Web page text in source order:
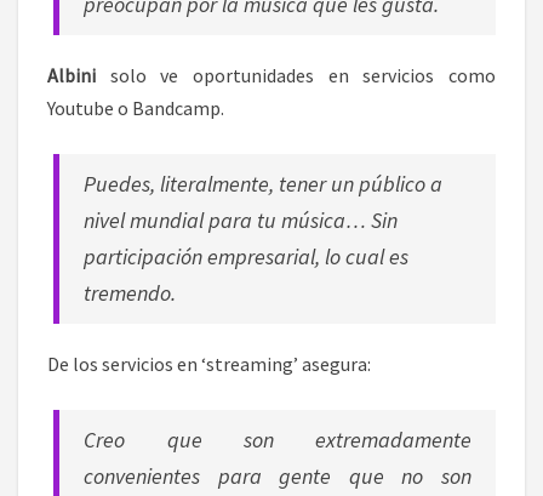
Albini solo ve oportunidades en servicios como
Youtube o Bandcamp.
Puedes, literalmente, tener un público a
nivel mundial para tu música… Sin
participación empresarial, lo cual es
tremendo.
De los servicios en ‘streaming’ asegura:
Creo que son extremadamente
convenientes para gente que no son